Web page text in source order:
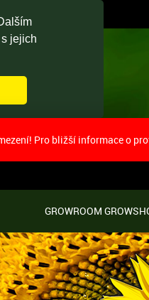
jejich
Pro bližší informace o
GROWROOM